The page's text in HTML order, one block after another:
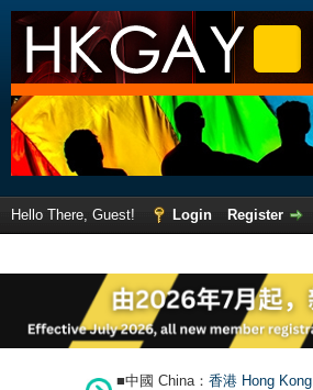
Hello There, Guest! Login
Register
■中國 China： 香港 Hong Kong